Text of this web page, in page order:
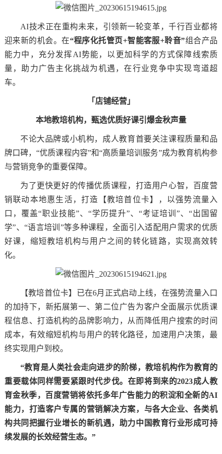
AI技术正在重构未来，引领新一轮变革，千行百业都将
迎来新的机会。在“程序化托管页+智能客服+聆音”组合产品
能力中，充分发挥AI势能，以更加科学的方式保障线索质
量，助力广告主化挑战为机遇，在行业竞争中实现弯道超
车。
「店铺经营」
本地教培机构，甄选优质好课引爆金秋声量
不论大品牌或小机构，成人教育首要关注课程质量和品
牌口碑，“优质课程内容”和“高质量培训服务”成为教育机构参
与营销竞争的重要保障。
为了更快更好的传播优质课程，打造用户心智，百度营
销联动本地惠生活，打造【教培首位卡】，以强势流量入
口，覆盖“职业技能”、“学历提升”、“考证培训”、“出国留
学”、“语言培训”等多种课程，全面引入适配用户需求的优质
好课，缩短教培机构与用户之间的转化链路，实现高效转
化。
【教培首位卡】已在6月正式启动上线，在强势流量入口
的加持下，新拓展第一、第二位广告为客户全面展示优质课
程信息、打造机构的品牌影响力，从而降低用户搜索的时间
成本，有效缩短机构与用户的转化路径，加速用户决策，最
终实现用户到校。
“教育是人类社会走向进步的阶梯，教培机构作为教育的
重要载体同样需要紧跟时代步伐。在即将到来的2023成人教
育金秋季，百度营销将依托多年广告能力的积淀和全新的AI
能力，打造客户专属的营销解决方案，与各大企业、各类机
构共同把握行业增长的新机遇，助力中国教育行业形成可持
续发展的长效经营生态。”